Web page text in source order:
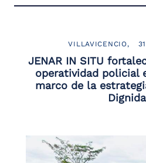
VILLAVICENCIO
JENAR IN SITU
operatividad policial
marco de la